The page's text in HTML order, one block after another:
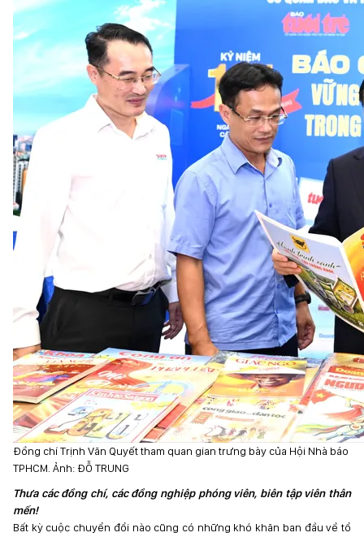
Đồng chí Trịnh Văn Quyết tham quan gian trưng bày của Hội Nhà báo
TPHCM. Ảnh: ĐỖ TRUNG
Thưa các đồng chí, các đồng nghiệp phóng viên, biên tập viên thân
mến!
Bất kỳ cuộc chuyển đổi nào cũng có những khó khăn ban đầu về tổ